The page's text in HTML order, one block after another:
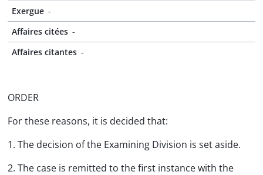
Exergue -
Affaires citées -
Affaires citantes -
ORDER
For these reasons, it is decided that:
1. The decision of the Examining Division is set aside.
2. The case is remitted to the first instance with the